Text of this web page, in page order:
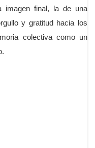
imagen final, la de una
y gratitud hacia los
colectiva como un